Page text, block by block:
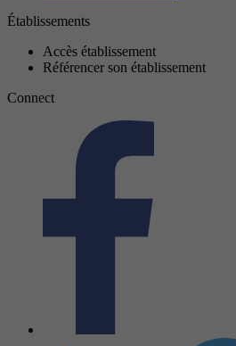
Établissements
Accès établissement
Référencer son établissement
Connect